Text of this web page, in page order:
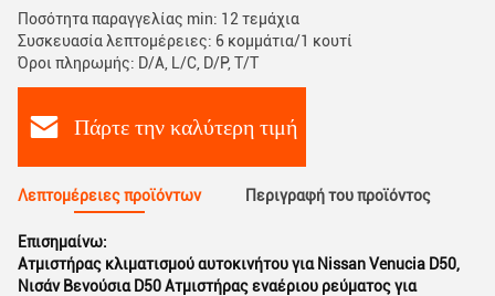
Ποσότητα παραγγελίας min: 12 τεμάχια
Συσκευασία λεπτομέρειες: 6 κομμάτια/1 κουτί
Όροι πληρωμής: D/A, L/C, D/P, T/T
Πάρτε την καλύτερη τιμή
Λεπτομέρειες προϊόντων Περιγραφή του προϊόντος
Επισημαίνω:
Ατμιστήρας κλιματισμού αυτοκινήτου για Nissan Venucia D50,
Νισάν Βενούσια D50 Ατμιστήρας εναέριου ρεύματος για